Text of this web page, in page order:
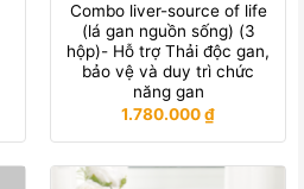
Combo liver-source of life
(lá gan nguồn sống) (3
hộp)- Hỗ trợ Thải độc gan,
bảo vệ và duy trì chức
năng gan
1.780.000₫